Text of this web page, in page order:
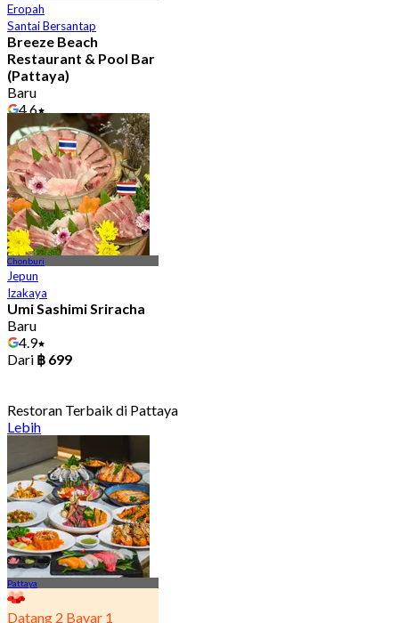
Eropah
Santai Bersantap
Breeze Beach
Restaurant & Pool Bar
(Pattaya)
Baru
4.6
Dari฿ 437
Chonburi
Jepun
Izakaya
Umi Sashimi Sriracha
Baru
4.9
Dari ฿ 699
Restoran Terbaik di Pattaya
Lebih
Pattaya
Datang 2 Bayar 1